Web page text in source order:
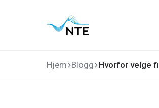
Hjem Blogg Hvorfor velge